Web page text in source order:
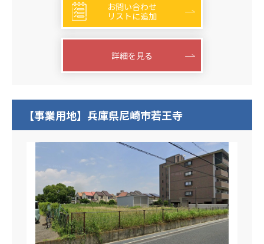
お問い合わせ
リストに追加
詳細を見る
【事業用地】兵庫県尼崎市若王寺